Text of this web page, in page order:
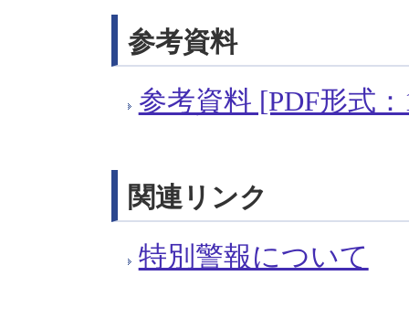
参考資料
参考資料 [PDF形式
関連リンク
特別警報について